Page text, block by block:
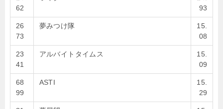
62
93
26
73
夢みつけ隊
15.
08
23
41
アルバイトタイムス
15.
09
68
99
ASTI
15.
29